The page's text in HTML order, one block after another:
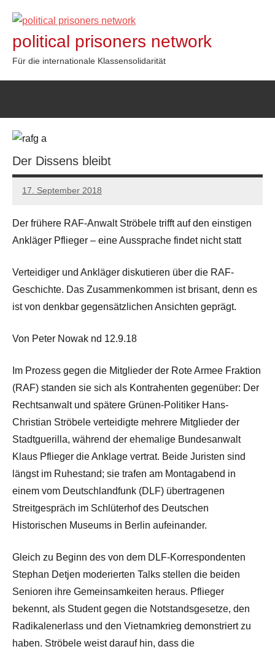
Inhalt
springen
political prisoners network
Für die internationale Klassensolidarität
Der Dissens bleibt
17. September 2018
admin
Der frühere RAF-Anwalt Ströbele trifft auf den einstigen
Ankläger Pflieger – eine Aussprache findet nicht statt
Verteidiger und Ankläger diskutieren über die RAF-
Geschichte. Das Zusammenkommen ist brisant, denn es
ist von denkbar gegensätzlichen Ansichten geprägt.
Von Peter Nowak nd 12.9.18
Im Prozess gegen die Mitglieder der Rote Armee Fraktion
(RAF) standen sie sich als Kontrahenten gegenüber: Der
Rechtsanwalt und spätere Grünen-Politiker Hans-
Christian Ströbele verteidigte mehrere Mitglieder der
Stadtguerilla, während der ehemalige Bundesanwalt
Klaus Pflieger die Anklage vertrat. Beide Juristen sind
längst im Ruhestand; sie trafen am Montagabend in
einem vom Deutschlandfunk (DLF) übertragenen
Streitgespräch im Schlüterhof des Deutschen
Historischen Museums in Berlin aufeinander.
Gleich zu Beginn des von dem DLF-Korrespondenten
Stephan Detjen moderierten Talks stellen die beiden
Senioren ihre Gemeinsamkeiten heraus. Pflieger
bekennt, als Student gegen die Notstandsgesetze, den
Radikalenerlass und den Vietnamkrieg demonstriert zu
haben. Ströbele weist darauf hin, dass die